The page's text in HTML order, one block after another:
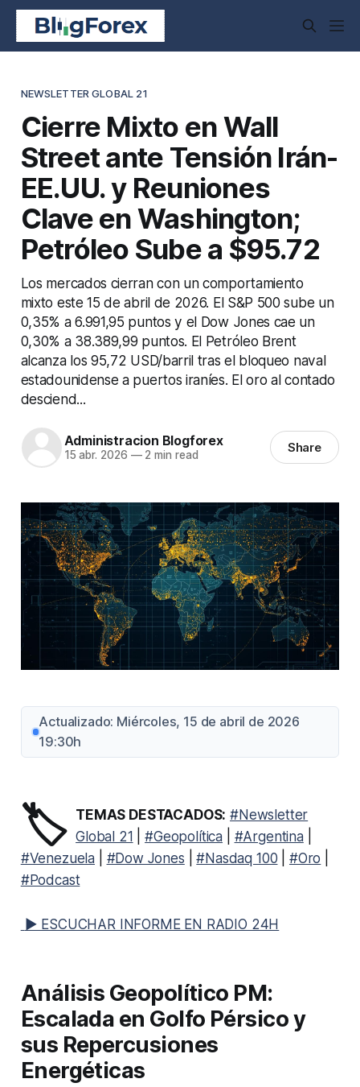
NEWSLETTER GLOBAL 21
Cierre Mixto en Wall
Street ante Tensión Irán-
EE.UU. y Reuniones
Clave en Washington;
Petróleo Sube a $95.72
Los mercados cierran con un comportamiento
mixto este 15 de abril de 2026. El S&P 500 sube un
0,35% a 6.991,95 puntos y el Dow Jones cae un
0,30% a 38.389,99 puntos. El Petróleo Brent
alcanza los 95,72 USD/barril tras el bloqueo naval
estadounidense a puertos iraníes. El oro al contado
desciend...
Administracion Blogforex
15 abr. 2026 —2 min read Share
Actualizado: Miércoles, 15 de abril de 2026
19:30h
🏷️ TEMAS DESTACADOS: #Newsletter
Global 21
|#Geopolítica #Argentina|
#Venezuela
#Dow Jones |#Nasdaq 100 #Oro
#Podcast
▶ ESCUCHAR INFORME EN RADIO 24H
Análisis Geopolítico PM:
Escalada en Golfo Pérsico y
sus Repercusiones
Energéticas